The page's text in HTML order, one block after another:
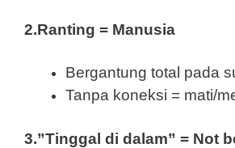
2.Ranting = Manusia
Bergantung total pada
Tanpa koneksi = mati/
3.”Tinggal di dalam” = Not